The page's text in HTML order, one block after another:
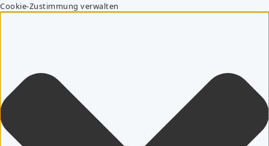
Cookie-Zustimmung verwalten